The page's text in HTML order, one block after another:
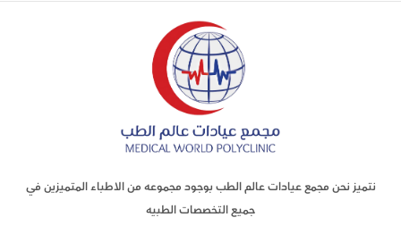
نتميز نحن مجمع عيادات عالم الطب بوجود مجموعه من الاطباء المتميزين في
جميع التخصصات الطبيه